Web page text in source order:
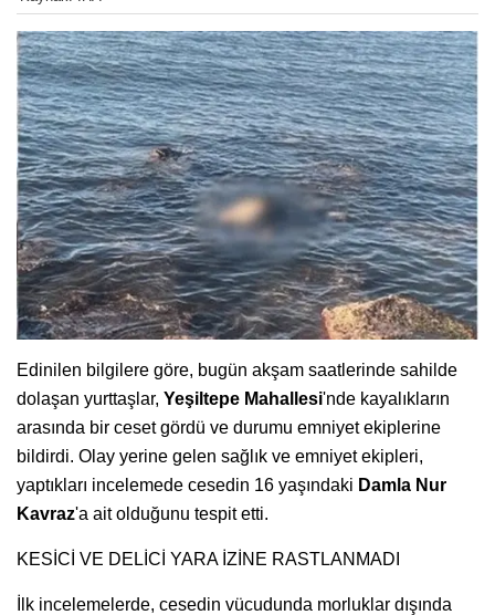
Edinilen bilgilere göre, bugün akşam saatlerinde sahilde
dolaşan yurttaşlar, Yeşiltepe Mahallesi'nde kayalıkların
arasında bir ceset gördü ve durumu emniyet ekiplerine
bildirdi. Olay yerine gelen sağlık ve emniyet ekipleri,
yaptıkları incelemede cesedin 16 yaşındaki Damla Nur
Kavraz'a ait olduğunu tespit etti.
KESİCİ VE DELİCİ YARA İZİNE RASTLANMADI
İlk incelemelerde, cesedin vücudunda morluklar dışında